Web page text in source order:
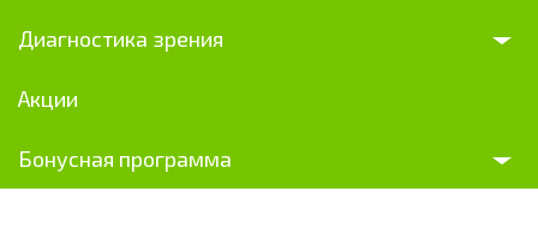
Диагностика зрения
Акции
Бонусная программа